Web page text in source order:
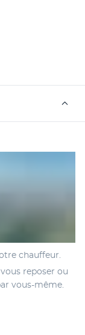
chauffeur.
reposer ou
vous-même.